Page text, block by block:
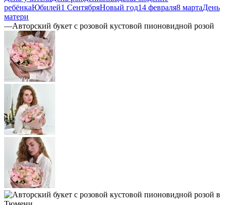
ребёнкаЮбилей1 СентябряНовый год14 февраля8 мартаДень
матери
—Авторский букет с розовой кустовой пионовидной розой